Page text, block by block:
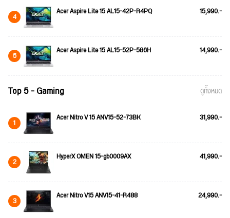
4 Acer Aspire Lite 15 AL15-42P-R4PQ 15,990.-
5 Acer Aspire Lite 15 AL15-52P-586H 14,990.-
Top 5 - Gaming ดูทั้งหมด
1 Acer Nitro V 15 ANV15-52-73BK 31,990.-
2 HyperX OMEN 15-gb0009AX 41,990.-
3 Acer Nitro V15 ANV15-41-R488 24,990.-